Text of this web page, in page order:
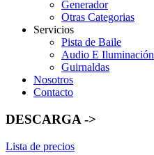
Generador
Otras Categorias
Servicios
Pista de Baile
Audio E Iluminación
Guirnaldas
Nosotros
Contacto
DESCARGA ->
Lista de precios